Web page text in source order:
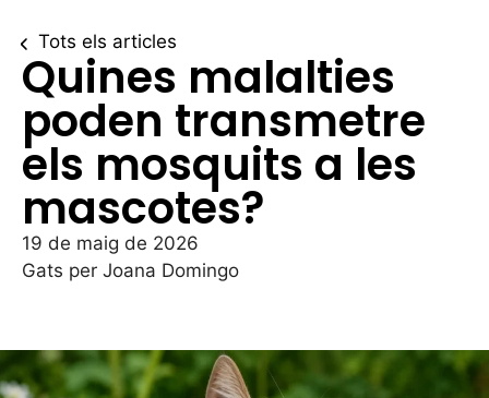
Tots els articles
Quines malalties
poden transmetre
els mosquits a les
mascotes?
19 de maig de 2026
Gats per Joana Domingo